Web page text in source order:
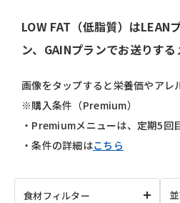
LOW FAT（低脂質）はLEAN
ン、GAINプランでお送りする
画像をタップすると栄養価やアレ
※購入条件（Premium）
・Premiumメニューは、定期5回
・条件の詳細はこちら
食材フィルター